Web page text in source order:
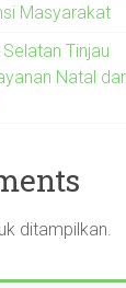
Masyarakat
Tinjau
Natal
ditampilkan.